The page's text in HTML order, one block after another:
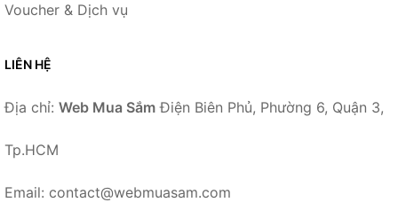
Voucher & Dịch vụ
LIÊN HỆ
Địa chỉ: Web Mua Sắm Điện Biên Phủ, Phường 6, Quận 3,
Tp.HCM
Email: contact@webmuasam.com